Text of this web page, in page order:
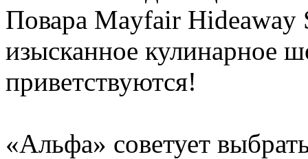
Повара Mayfair Hideaway
изысканное кулинарное
приветствуются!
«Альфа» советует